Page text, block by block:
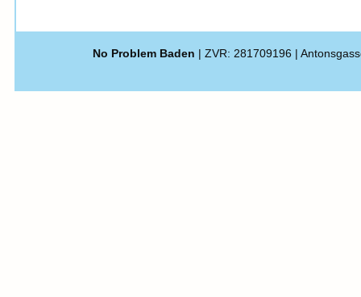
No Problem Baden | ZVR: 281709196 |